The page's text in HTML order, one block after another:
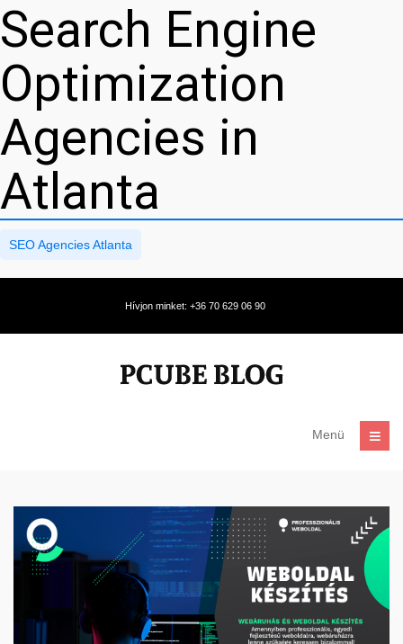
Search Engine
Optimization
Agencies in
Atlanta
SEO Agencies Atlanta
Hívjon minket: +36 70 629 06 90
Menü